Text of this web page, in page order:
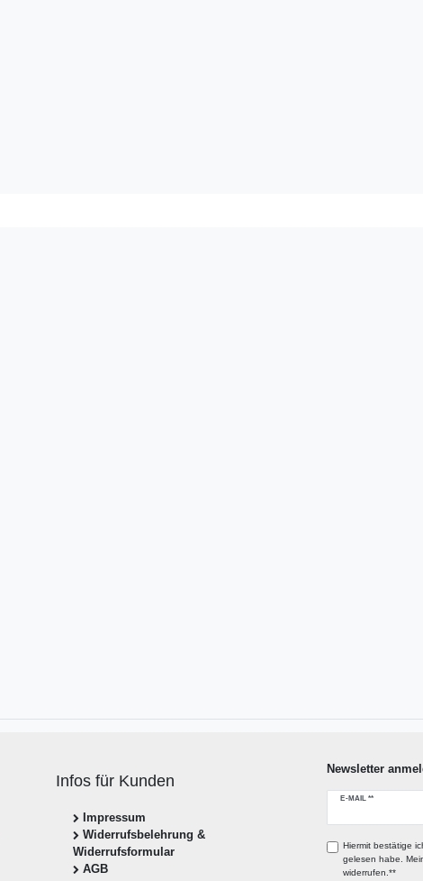
Infos für Kunden
Impressum
Widerrufsbelehrung &
Widerrufsformular
AGB
Newsletter
E-MAIL **
Newsletter
Hiermit bestätige
gelesen habe.
widerrufen.**